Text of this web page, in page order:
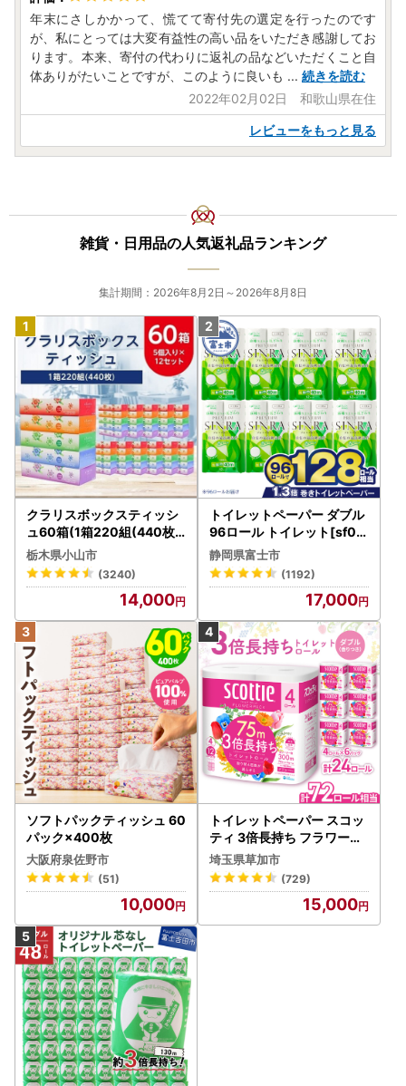
年末にさしかかって、慌てて寄付先の選定を行ったのです
が、私にとっては大変有益性の高い品をいただき感謝してお
ります。本来、寄付の代わりに返礼の品などいただくこと自
体ありがたいことですが、このように良いも ... 続きを読む
2022年02月02日 和歌山県在住
レビューをもっと見る
雑貨・日用品の人気返礼品ランキング
集計期間：2026年8月2日～2026年8月8日
クラリスボックスティッシ
ュ60箱(1箱220組(440枚))
(5個入り×12セット)【配送
不可地域：離島・沖縄県】
【1256759】
栃木県小山市
(3240)
14,000
トイレットペーパー ダブル
96ロール トイレット[sf00
1-012]
静岡県富士市
(1192)
17,000
ソフトパックティッシュ 60
パック×400枚
大阪府泉佐野市
(51)
10,000
トイレットペーパー スコッ
ティ 3倍長持ち フラワーパ
ック 4ロール×6P
埼玉県草加市
(729)
15,000